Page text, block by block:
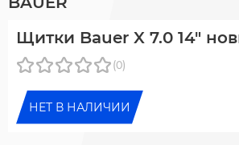
Щитки Bauer X 7.0 14"
(0)
НЕТ В НАЛИЧИИ